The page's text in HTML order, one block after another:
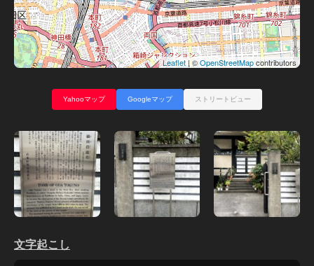
Leaflet | ©OpenStreetMapcontributors
Yahooマップ Googleマップ ストリートビュー
文字起こし